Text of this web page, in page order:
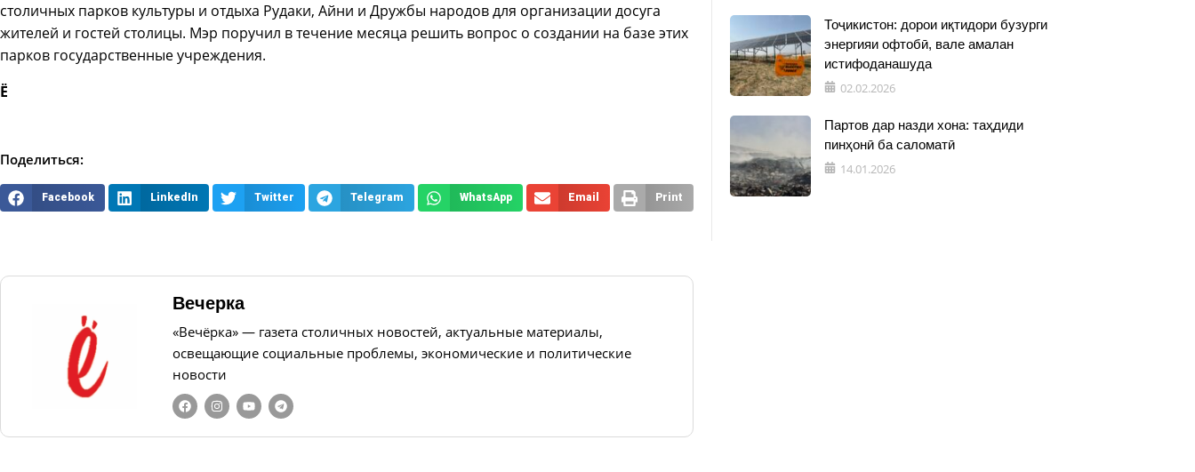
столичных парков культуры и отдыха Рудаки, Айни и Дружбы народов для организации досуга
жителей и гостей столицы. Мэр поручил в течение месяца решить вопрос о создании на базе этих
парков государственные учреждения.
Ё
Поделиться:
Facebook LinkedIn Twitter Telegram WhatsApp Email Print
Вечерка
«Вечёрка» — газета столичных новостей, актуальные материалы,
освещающие социальные проблемы, экономические и политические
новости
Тоҷикистон: дорои иқтидори бузурги
энергияи офтобӣ, вале амалан
истифоданашуда
02.02.2026
Партов дар назди хона: таҳдиди
пинҳонӣ ба саломатӣ
14.01.2026